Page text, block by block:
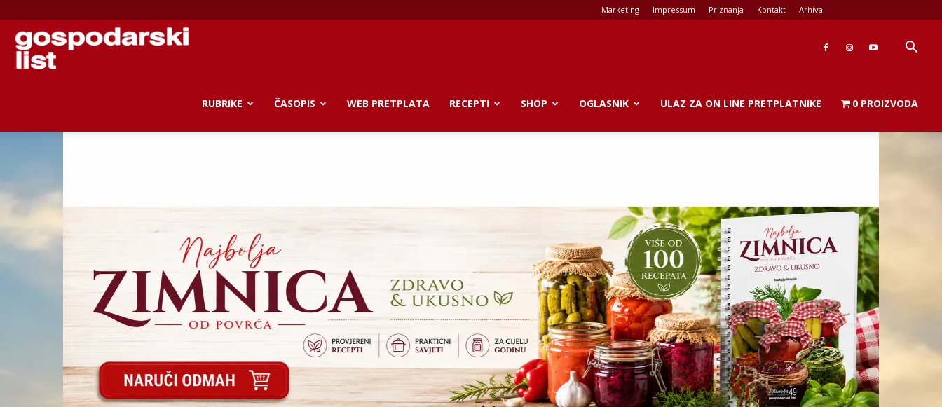
Marketing Impressum Priznanja Kontakt Arhiva
Gospodarski
RUBRIKE ČASOPIS WEB PRETPLATA RECEPTI SHOP OGLASNIK ULAZ ZA ON LINE PRETPLATNIKE 0 PROIZVODA